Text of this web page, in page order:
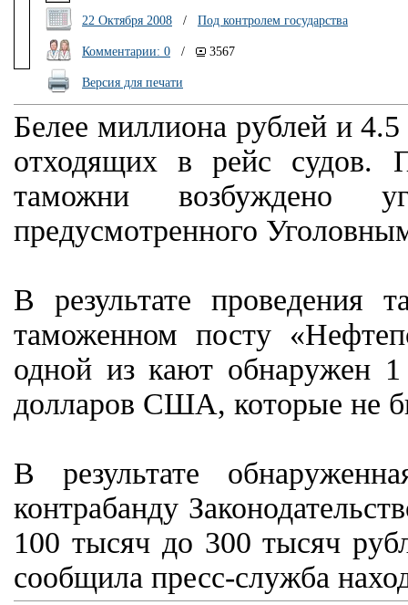
22 Октября 2008 / Под контролем государства
Комментарии: 0 / 3567
Версия для печати
Белее миллиона рублей и
отходящих в рейс судов.
таможни возбуждено
предусмотренного
В результате проведения
таможенном посту
одной из кают обнаружен
долларов США, которые не
В результате
контрабанду
100 тысяч до 300 тысяч
сообщила пресс-служба